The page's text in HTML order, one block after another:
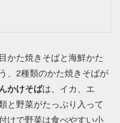
かた焼きそばと海鮮かた
、2種類のかた焼きそばが
かけそばは、イカ、エ
と野菜がたっぷり入って
けで野菜は食べやすい小